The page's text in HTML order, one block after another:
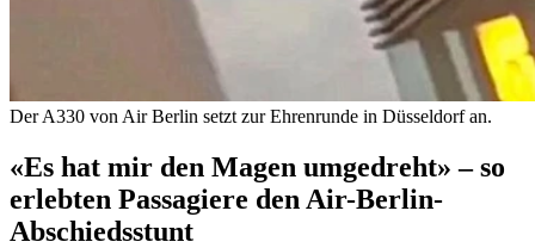
Der A330 von Air Berlin setzt zur Ehrenrunde in Düsseldorf an.
«Es hat mir den Magen umgedreht» – so
erlebten Passagiere den Air-Berlin-
Abschiedsstunt